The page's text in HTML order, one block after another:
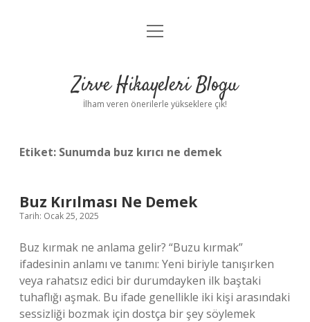
Anasayfa
Yasal Uyarı
menüyü
Zirve Hikayeleri Blogu
İlham veren önerilerle yükseklere çık!
Etiket: Sunumda buz kırıcı ne demek
Buz Kırılması Ne Demek
Tarih: Ocak 25, 2025
Buz kırmak ne anlama gelir? “Buzu kırmak”
ifadesinin anlamı ve tanımı: Yeni biriyle tanışırken
veya rahatsız edici bir durumdayken ilk baştaki
tuhaflığı aşmak. Bu ifade genellikle iki kişi arasındaki
sessizliği bozmak için dostça bir şey söylemek